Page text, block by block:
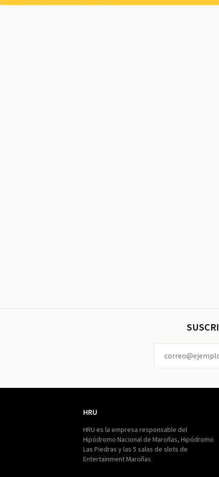
HRU
HRU es la empresa responsable del
Hipódromo Nacional de Maroñas, Hipódromo
Las Piedras y las 5 salas de slots de
Entertainment Maroñas